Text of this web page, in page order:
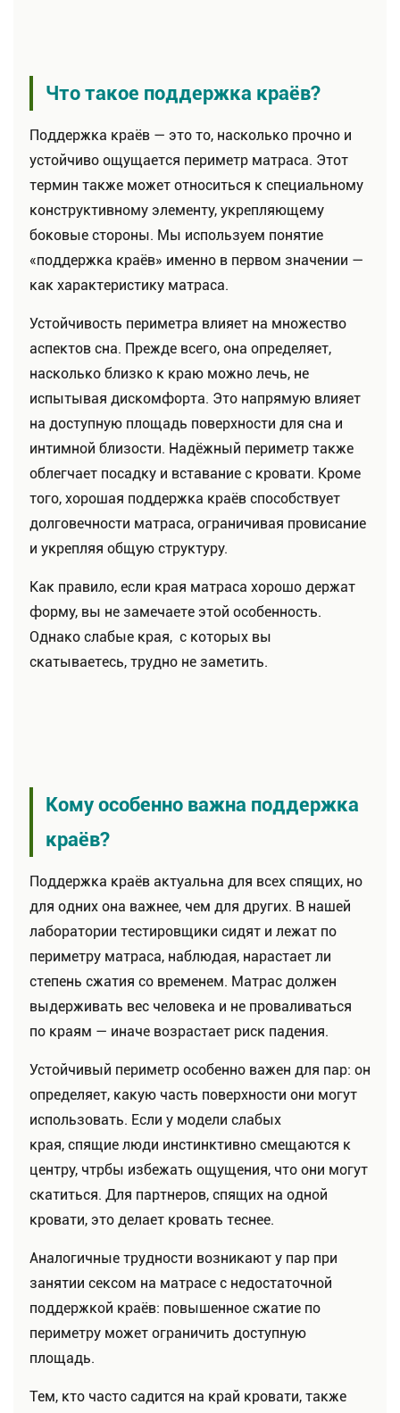
Что такое поддержка краёв?
Поддержка краёв — это то, насколько прочно и
устойчиво ощущается периметр матраса. Этот
термин также может относиться к специальному
конструктивному элементу, укрепляющему
боковые стороны. Мы используем понятие
«поддержка краёв» именно в первом значении —
как характеристику матраса.
Устойчивость периметра влияет на множество
аспектов сна. Прежде всего, она определяет,
насколько близко к краю можно лечь, не
испытывая дискомфорта. Это напрямую влияет
на доступную площадь поверхности для сна и
интимной близости. Надёжный периметр также
облегчает посадку и вставание с кровати. Кроме
того, хорошая поддержка краёв способствует
долговечности матраса, ограничивая провисание
и укрепляя общую структуру.
Как правило, если края матраса хорошо держат
форму, вы не замечаете этой особенность.
Однако слабые края, с которых вы
скатываетесь, трудно не заметить.
Кому особенно важна поддержка
краёв?
Поддержка краёв актуальна для всех спящих, но
для одних она важнее, чем для других. В нашей
лаборатории тестировщики сидят и лежат по
периметру матраса, наблюдая, нарастает ли
степень сжатия со временем. Матрас должен
выдерживать вес человека и не проваливаться
по краям — иначе возрастает риск падения.
Устойчивый периметр особенно важен для пар: он
определяет, какую часть поверхности они могут
использовать. Если у модели слабых
края, спящие люди инстинктивно смещаются к
центру, чтрбы избежать ощущения, что они могут
скатиться. Для партнеров, спящих на одной
кровати, это делает кровать теснее.
Аналогичные трудности возникают у пар при
занятии сексом на матрасе с недостаточной
поддержкой краёв: повышенное сжатие по
периметру может ограничить доступную
площадь.
Тем, кто часто садится на край кровати, также